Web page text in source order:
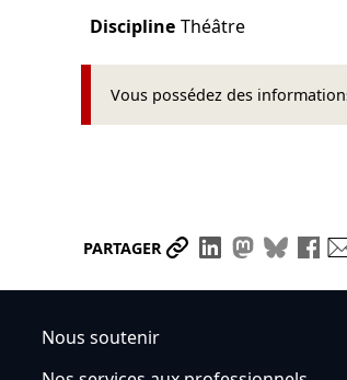
Discipline Théâtre
Vous possédez des
PARTAGER Partager le lien
Partager sur
Partager
Nous soutenir